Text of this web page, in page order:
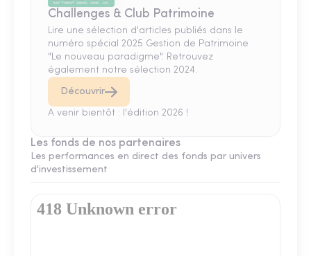
Challenges & Club Patrimoine
Lire une sélection d'articles publiés dans le
numéro spécial 2025 Gestion de Patrimoine
"Le nouveau paradigme". Retrouvez
également notre sélection 2024.
Découvrir
A venir bientôt : l'édition 2026 !
Les fonds de nos partenaires
Les performances en direct des fonds par univers
d'investissement